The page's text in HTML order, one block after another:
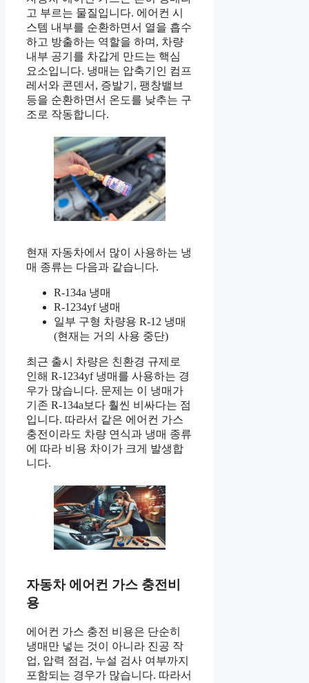
고 부르는 물질입니다. 에어컨 시
스템 내부를 순환하면서 열을 흡수
하고 방출하는 역할을 하며, 차량
내부 공기를 차갑게 만드는 핵심
요소입니다. 냉매는 압축기인 컴프
레서와 콘덴서, 증발기, 팽창밸브
등을 순환하면서 온도를 낮추는 구
조로 작동합니다.
현재 자동차에서 많이 사용하는 냉
매 종류는 다음과 같습니다.
R-134a 냉매
R-1234yf 냉매
일부 구형 차량용 R-12 냉매
(현재는 거의 사용 중단)
최근 출시 차량은 친환경 규제로
인해 R-1234yf 냉매를 사용하는 경
우가 많습니다. 문제는 이 냉매가
기존 R-134a보다 훨씬 비싸다는 점
입니다. 따라서 같은 에어컨 가스
충전이라도 차량 연식과 냉매 종류
에 따라 비용 차이가 크게 발생합
니다.
자동차 에어컨 가스 충전비
용
에어컨 가스 충전 비용은 단순히
냉매만 넣는 것이 아니라 진공 작
업, 압력 점검, 누설 검사 여부까지
포함되는 경우가 많습니다. 따라서